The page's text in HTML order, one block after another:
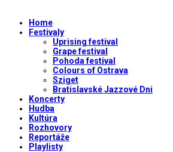
Home
Festivaly
Uprising festival
Grape festival
Pohoda festival
Colours of Ostrava
Sziget
Bratislavské Jazzové Dni
Koncerty
Hudba
Kultúra
Rozhovory
Reportáže
Playlisty